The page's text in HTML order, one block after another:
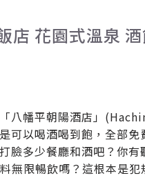
花園式溫泉 酒
八幡平朝陽酒店」
可以喝酒喝到飽，全部
臉多少餐廳和酒吧？你有
無限暢飲嗎？這根本是